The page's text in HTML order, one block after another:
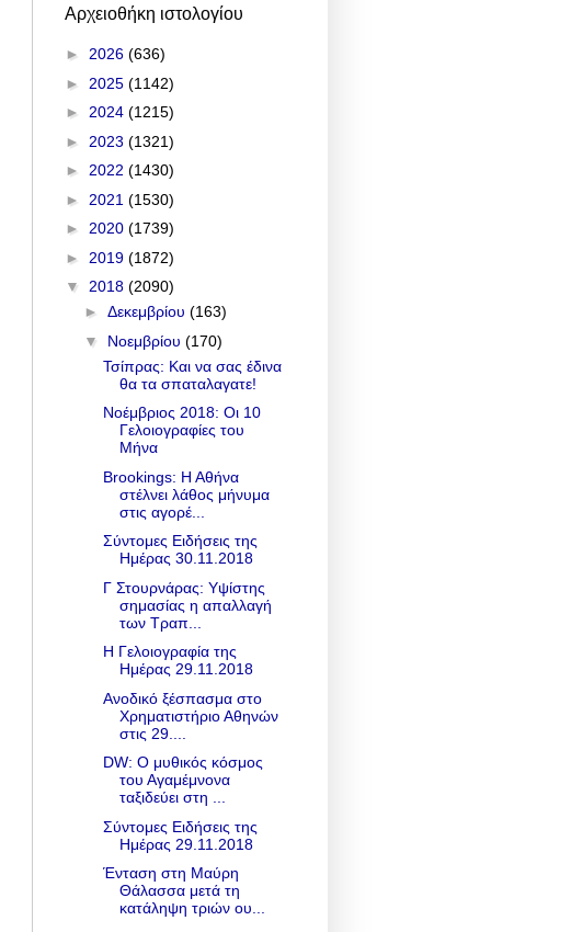
Αρχειοθήκη ιστολογίου
► 2026 (636)
► 2025 (1142)
► 2024 (1215)
► 2023 (1321)
► 2022 (1430)
► 2021 (1530)
► 2020 (1739)
► 2019 (1872)
▼ 2018 (2090)
► Δεκεμβρίου (163)
▼ Νοεμβρίου (170)
Τσίπρας: Και να σας έδινα
θα τα σπαταλαγατε!
Νοέμβριος 2018: Οι 10
Γελοιογραφίες του
Μήνα
Brookings: Η Αθήνα
στέλνει λάθος μήνυμα
στις αγορέ...
Σύντομες Ειδήσεις της
Ημέρας 30.11.2018
Γ Στουρνάρας: Υψίστης
σημασίας η απαλλαγή
των Τραπ...
Η Γελοιογραφία της
Ημέρας 29.11.2018
Ανοδικό ξέσπασμα στο
Χρηματιστήριο Αθηνών
στις 29....
DW: O μυθικός κόσμος
του Αγαμέμνονα
ταξιδεύει στη ...
Σύντομες Ειδήσεις της
Ημέρας 29.11.2018
Ένταση στη Μαύρη
Θάλασσα μετά τη
κατάληψη τριών ου...